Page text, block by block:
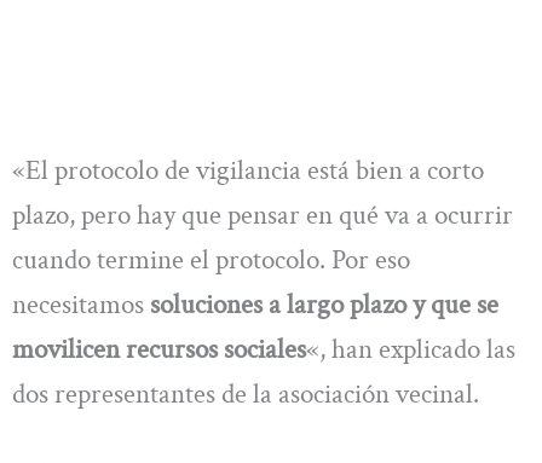
«El protocolo de vigilancia está bien a corto
plazo, pero hay que pensar en qué va a ocurrir
cuando termine el protocolo. Por eso
necesitamos soluciones a largo plazo y que se
movilicen recursos sociales«, han explicado las
dos representantes de la asociación vecinal.